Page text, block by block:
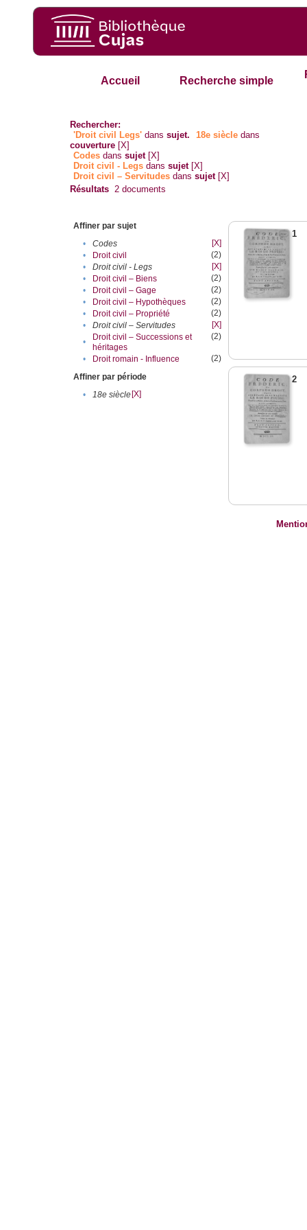
Accueil Recherche simple
Rechercher:
'Droit civil Legs' danssujet. 18e siècle dans
couverture [X]
Codes danssujet [X]
Droit civil - Legs danssujet [X]
Droit civil – Servitudes danssujet [X]
Résultats 2 documents
Affiner par sujet
•
Codes
[X]
•
Droit civil
(2)
•
Droit civil - Legs
[X]
•
Droit civil – Biens
(2)
•
Droit civil – Gage
(2)
•
Droit civil – Hypothèques
(2)
•
Droit civil – Propriété
(2)
•
Droit civil – Servitudes
[X]
•
Droit civil – Successions et
héritages
(2)
• Droit romain - Influence
(2)
Affiner par période
•
18e siècle[X]
1
2